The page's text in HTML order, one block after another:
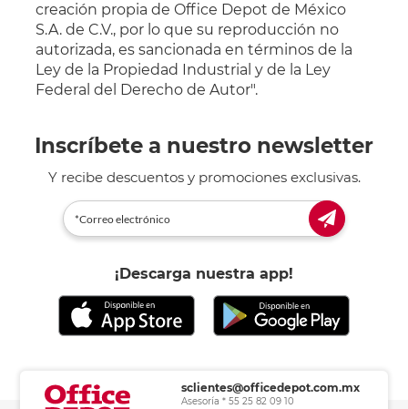
creación propia de Office Depot de México
S.A. de C.V., por lo que su reproducción no
autorizada, es sancionada en términos de la
Ley de la Propiedad Industrial y de la Ley
Federal del Derecho de Autor".
Inscríbete a nuestro newsletter
Y recibe descuentos y promociones exclusivas.
¡Descarga nuestra app!
sclientes@officedepot.com.mx
Asesoría * 55 25 82 09 10